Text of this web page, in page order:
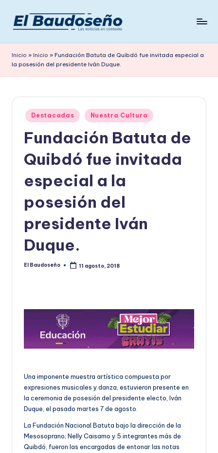
Saltar
contenido
e
ri
d
en
Inicio » Inicio » Fundación Batuta de Quibdó fue invitada especial a
la posesión del presidente Iván Duque.
Publicado
en
Destacadas Nuestra Cultura
Fundación Batuta de
Quibdó fue invitada
especial a la
posesión del
presidente Iván
Duque.
Publicado
El Baudoseño 11 agosto, 2018
Una imponente muestra artística compuesta por
expresiones musicales y danza, estuvieron presente en
la ceremonia de posesión del presidente electo, Iván
Duque, el pasado martes 7 de agosto.
La Fundación Nacional Batuta bajo la dirección de la
Mesosoprano; Nelly Caisamo y 5 integrantes más de
Quibdó, fueron las encargadas de entonar las notas